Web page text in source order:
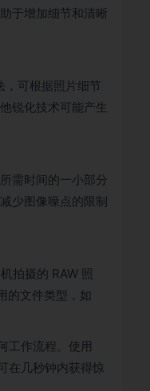
于增加细节和清晰
，可根据照片细节
锐化技术可能产生
需时间的一小部分
少图像噪点的限制
拍摄的 RAW 照
的文件类型，如
工作流程。使用
在几秒钟内获得惊